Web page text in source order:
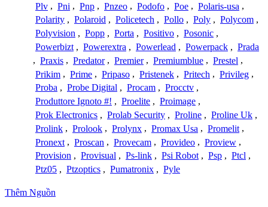
Plv , Pni , Pnp , Pnzeo , Podofo , Poe , Polaris-usa ,
Polarity , Polaroid , Policetech , Pollo , Poly , Polycom ,
Polyvision , Popp , Porta , Positivo , Posonic ,
Powerbizt , Powerextra , Powerlead , Powerpack , Prada
, Praxis , Predator , Premier , Premiumblue , Prestel ,
Prikim , Prime , Pripaso , Pristenek , Pritech , Privileg ,
Proba , Probe Digital , Procam , Procctv ,
Produttore Ignoto #! , Proelite , Proimage ,
Prok Electronics , Prolab Security , Proline , Proline Uk ,
Prolink , Prolook , Prolynx , Promax Usa , Promelit ,
Pronext , Proscan , Provecam , Provideo , Proview ,
Provision , Provisual , Ps-link , Psi Robot , Psp , Ptcl ,
Ptz05 , Ptzoptics , Pumatronix , Pyle
Thêm Nguồn